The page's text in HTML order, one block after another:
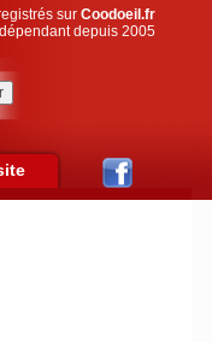
sur Coodoeil.fr
depuis 2005